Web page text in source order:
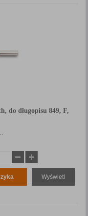
do długopisu 849, F,
Wyświetl